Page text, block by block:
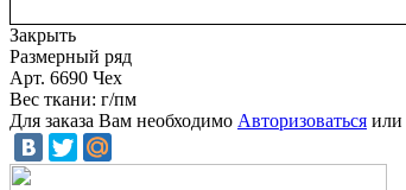
Закрыть
Размерный ряд
Арт. 6690 Чех
Вес ткани: г/пм
Для заказа Вам необходимо Авторизоваться или